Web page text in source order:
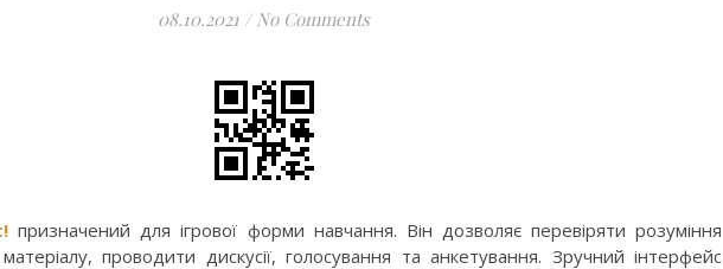
08.10.2021 / No Comments
призначений для ігрової форми навчання. Він дозволяє перевіряти розуміння
проводити дискусії, голосування та анкетування. Зручний інтерфейс